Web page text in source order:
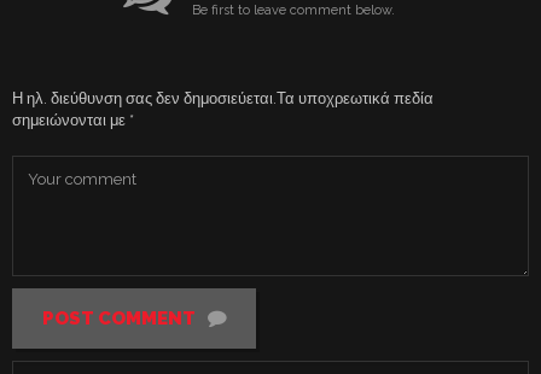
Be first to leave comment below.
Η ηλ. διεύθυνση σας δεν δημοσιεύεται. Τα υποχρεωτικά πεδία
σημειώνονται με *
POST COMMENT